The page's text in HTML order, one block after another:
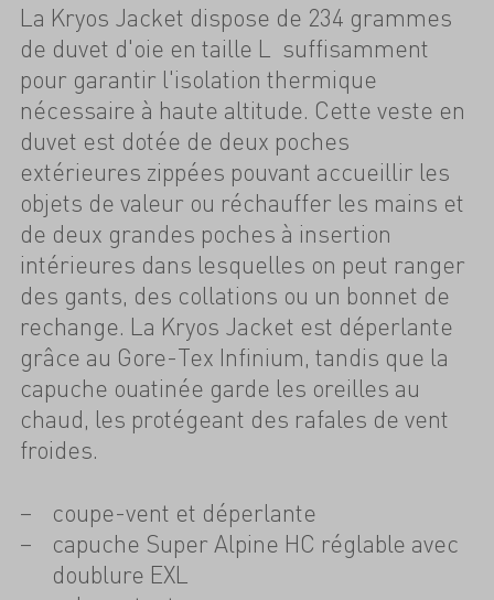
La Kryos Jacket dispose de 234 grammes
de duvet d'oie en taille L  suffisamment
pour garantir l'isolation thermique
nécessaire à haute altitude. Cette veste en
duvet est dotée de deux poches
extérieures zippées pouvant accueillir les
objets de valeur ou réchauffer les mains et
de deux grandes poches à insertion
intérieures dans lesquelles on peut ranger
des gants, des collations ou un bonnet de
rechange. La Kryos Jacket est déperlante
grâce au Gore-Tex Infinium, tandis que la
capuche ouatinée garde les oreilles au
chaud, les protégeant des rafales de vent
froides.
coupe-vent et déperlante
capuche Super Alpine HC réglable avec
doublure EXL